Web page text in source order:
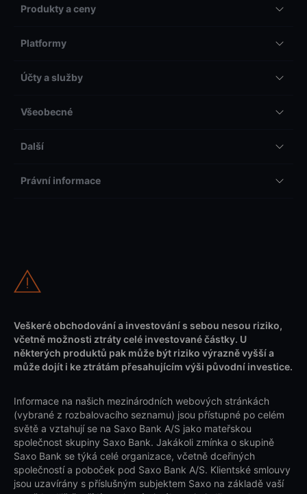
Produkty a ceny
Platformy
Účty a služby
Všeobecné
Další
Právní informace
Veškeré obchodování a investování s sebou nesou riziko,
včetně možnosti ztráty celé investované částky. U
některých produktů pak může být riziko výrazně vyšší a
může dojít i ke ztrátám přesahujícím výši původní investice.
Informace na našich mezinárodních webových stránkách
(vybrané z rozbalovacího seznamu) jsou přístupné po celém
světě a vztahují se na Saxo Bank A/S jako mateřskou
společnost skupiny Saxo Bank. Jakákoli zmínka o skupině
Saxo Bank se týká celé organizace, včetně dceřiných
společností a poboček pod Saxo Bank A/S. Klientské smlouvy
jsou uzavírány s příslušným subjektem Saxo na základě vaší